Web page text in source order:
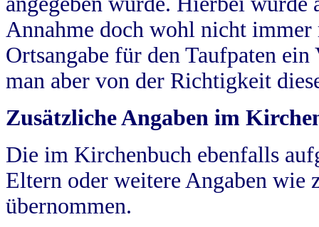
Annahme doch wohl nicht
Ortsangabe für den Taufpaten
man aber von der Richtigkeit
Zusätzliche Angaben im
Die im Kirchenbuch ebenfalls
Eltern oder weitere Angaben wie
übernommen.